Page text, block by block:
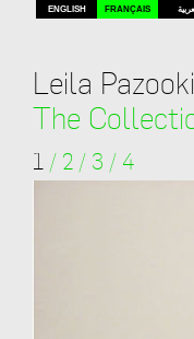
ENGLISH FRANÇAIS
Leila Pazooki
The
1 / 2 / 3 / 4